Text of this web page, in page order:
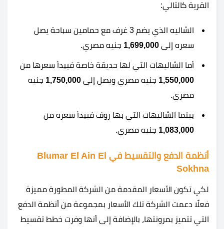
القرية كالتالي:
الشاليه الذي يضم 3 غرف مع حمامين سباحة يصل
سعره إلى 1,699,000 جنيه مصري.
أما الشاليهات التي لها حديقة خاصة فيبدأ سعرها من
1,550,000 جنيه مصري ويصل إلى 1,750,000 جنيه
مصري.
بينما الشاليهات التي بها روف فيبدأ سعره من
1,083,000 جنيه مصري.
أنظمة الدفع والتقسيط في Blumar El Ain El
Sokhna
لكي تكون الأسعار المقدمة من الشركة المطورة مميزة
فعلًا دعمت الشركة تلك الأسعار بمجموعة من أنظمة الدفع
التي تتميز بمرونتها، بالإضافة إلى أنها وفرت خطط تقسيط